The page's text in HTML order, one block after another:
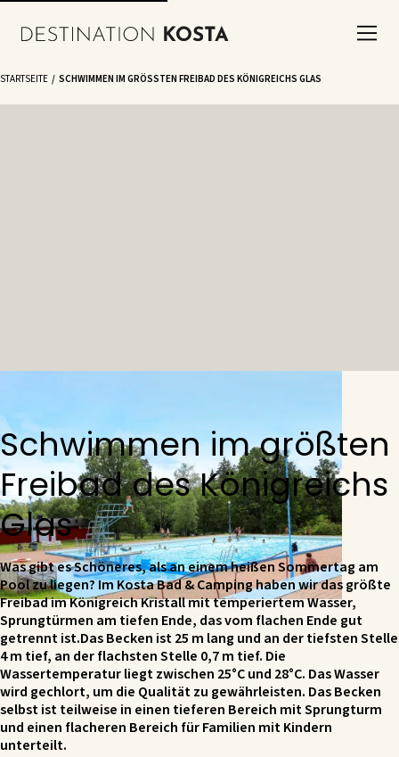
STARTSEITE SCHWIMMEN IM GRÖSSTEN FREIBAD DES KÖNIGREICHS GLAS
Schwimmen im größten
Freibad des Königreichs
Glas
Was gibt es Schöneres, als an einem heißen Sommertag am
Pool zu liegen? Im Kosta Bad & Camping haben wir das größte
Freibad im Königreich Kristall mit temperiertem Wasser,
Sprungtürmen am tiefen Ende, das vom flachen Ende gut
getrennt ist.Das Becken ist 25 m lang und an der tiefsten Stelle
4 m tief, an der flachsten Stelle 0,7 m tief. Die
Wassertemperatur liegt zwischen 25°C und 28°C. Das Wasser
wird gechlort, um die Qualität zu gewährleisten. Das Becken
selbst ist teilweise in einen tieferen Bereich mit Sprungturm
und einen flacheren Bereich für Familien mit Kindern
unterteilt.